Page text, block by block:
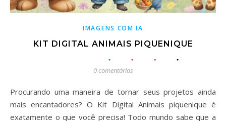
IMAGENS COM IA
KIT DIGITAL ANIMAIS PIQUENIQUE
0 comentários
Procurando uma maneira de tornar seus projetos ainda
mais encantadores? O Kit Digital Animais piquenique é
exatamente o que você precisa! Todo mundo sabe que a